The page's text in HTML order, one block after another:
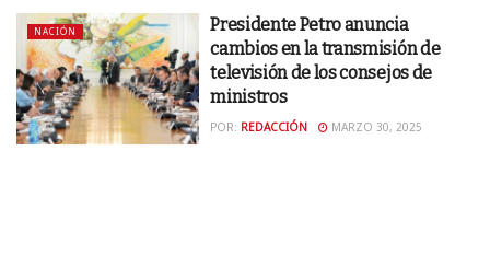
NACIÓN
Presidente Petro anuncia
cambios en la transmisión de
televisión de los consejos de
ministros
POR: REDACCIÓN MARZO 30, 2025